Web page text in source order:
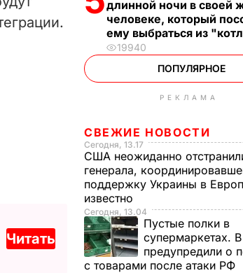
Читать
длинной ночи в своей
человеке, который
ему выбраться из
19940
ПОПУЛЯРНОЕ
РЕКЛАМА
СВЕЖИЕ НОВОСТИ
Сегодня, 13.17
США неожиданно
генерала,
поддержку Украины в
известно
Сегодня, 13.04
Пустые полки в
супермаркетах.
предупредили о
с товарами после атаки РФ